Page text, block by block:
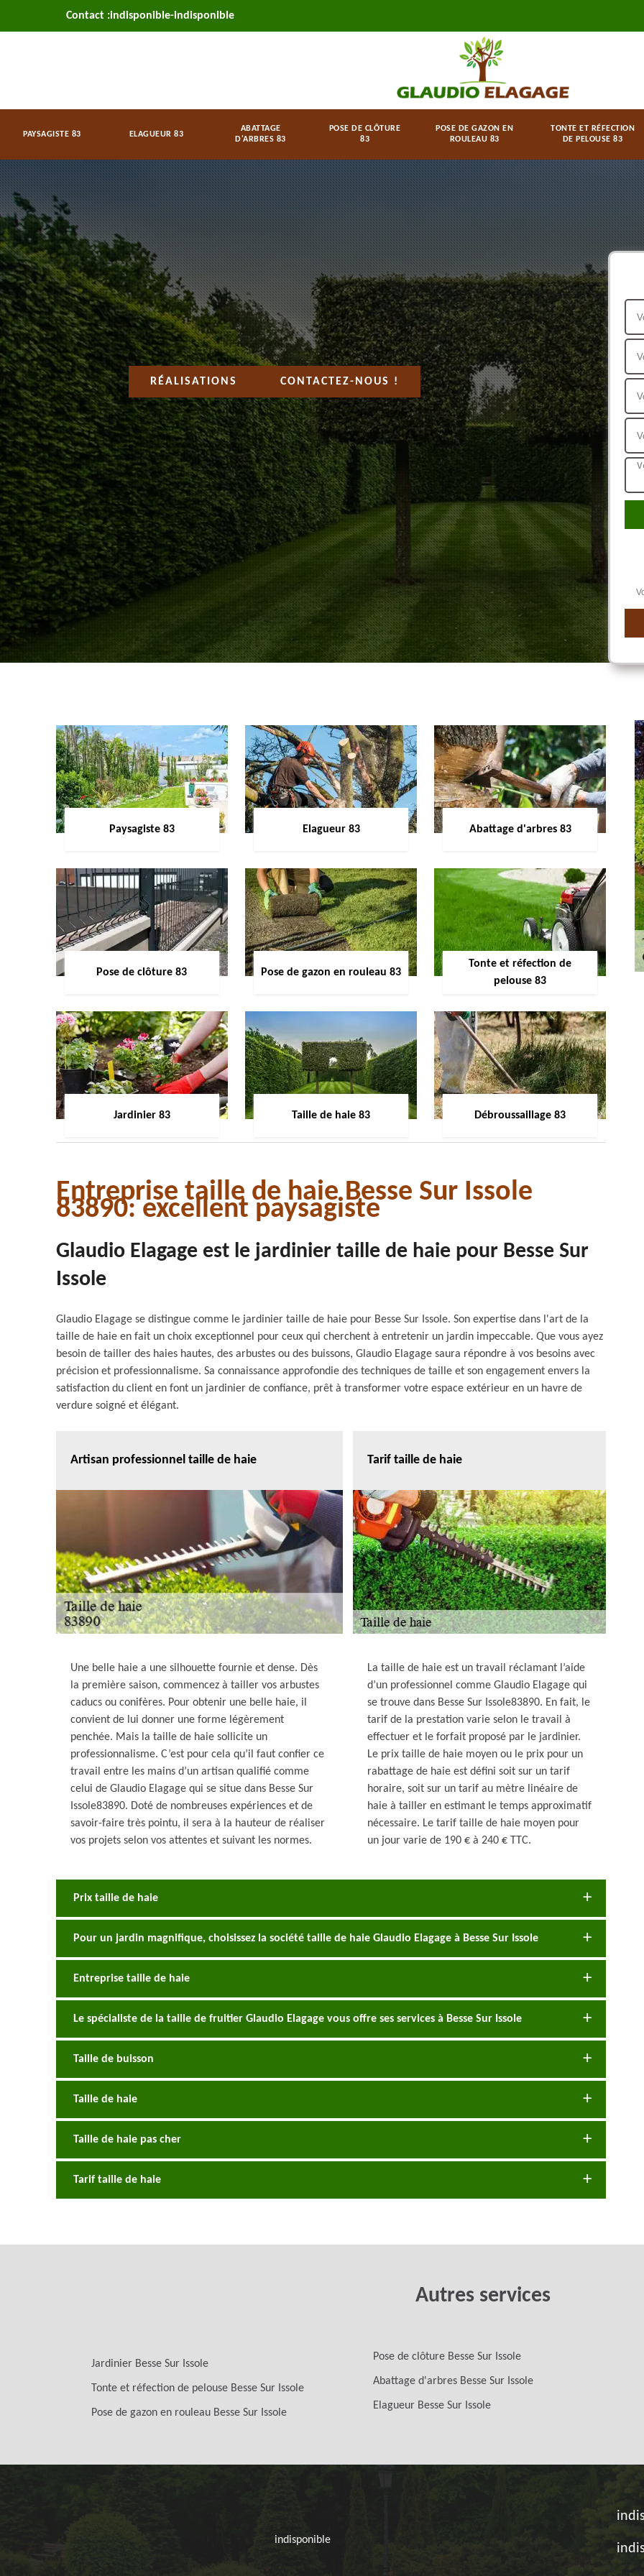
Contact :indisponible-indisponible
PAYSAGISTE 83 ELAGUEUR 83
ABATTAGE
D'ARBRES 83
POSE DE CLÔTURE
83
POSE DE GAZON EN
ROULEAU 83
TONTE ET RÉFECTION
DE PELOUSE 83
RÉALISATIONS CONTACTEZ-NOUS !
Paysagiste 83 Elagueur 83 Abattage d'arbres 83
Pose de clôture 83 Pose de gazon en rouleau 83
Tonte et réfection de
pelouse 83
Jardinier 83 Taille de haie 83 Débroussaillage 83
Entreprise taille de haie Besse Sur Issole
83890: excellent paysagiste
Glaudio Elagage est le jardinier taille de haie pour Besse Sur
Issole
Glaudio Elagage se distingue comme le jardinier taille de haie pour Besse Sur Issole. Son expertise dans l'art de la
taille de haie en fait un choix exceptionnel pour ceux qui cherchent à entretenir un jardin impeccable. Que vous ayez
besoin de tailler des haies hautes, des arbustes ou des buissons, Glaudio Elagage saura répondre à vos besoins avec
précision et professionnalisme. Sa connaissance approfondie des techniques de taille et son engagement envers la
satisfaction du client en font un jardinier de confiance, prêt à transformer votre espace extérieur en un havre de
verdure soigné et élégant.
Artisan professionnel taille de haie
Une belle haie a une silhouette fournie et dense. Dès
la première saison, commencez à tailler vos arbustes
caducs ou conifères. Pour obtenir une belle haie, il
convient de lui donner une forme légèrement
penchée. Mais la taille de haie sollicite un
professionnalisme. C’est pour cela qu’il faut confier ce
travail entre les mains d’un artisan qualifié comme
celui de Glaudio Elagage qui se situe dans Besse Sur
Issole83890. Doté de nombreuses expériences et de
savoir-faire très pointu, il sera à la hauteur de réaliser
vos projets selon vos attentes et suivant les normes.
Tarif taille de haie
La taille de haie est un travail réclamant l’aide
d’un professionnel comme Glaudio Elagage qui
se trouve dans Besse Sur Issole83890. En fait, le
tarif de la prestation varie selon le travail à
effectuer et le forfait proposé par le jardinier.
Le prix taille de haie moyen ou le prix pour un
rabattage de haie est défini soit sur un tarif
horaire, soit sur un tarif au mètre linéaire de
haie à tailler en estimant le temps approximatif
nécessaire. Le tarif taille de haie moyen pour
un jour varie de 190 € à 240 € TTC.
Prix taille de haie
Pour un jardin magnifique, choisissez la société taille de haie Glaudio Elagage à Besse Sur Issole
Entreprise taille de haie
Le spécialiste de la taille de fruitier Glaudio Elagage vous offre ses services à Besse Sur Issole
Taille de buisson
Taille de haie
Taille de haie pas cher
Tarif taille de haie
Autres services
Jardinier Besse Sur Issole
Tonte et réfection de pelouse Besse Sur Issole
Pose de gazon en rouleau Besse Sur Issole
Pose de clôture Besse Sur Issole
Abattage d'arbres Besse Sur Issole
Elagueur Besse Sur Issole
indisponible